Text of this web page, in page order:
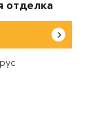
отделка